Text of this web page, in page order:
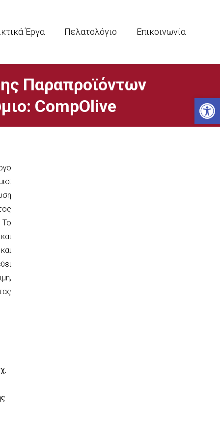
Έργα Πελατολόγιο Επικοινωνία
Παραπροϊόντων
CompOlive
To